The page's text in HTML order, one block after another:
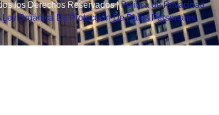
los Derechos Reservados |Política de Privacidad
Orgánica De Protección De Datos Personales